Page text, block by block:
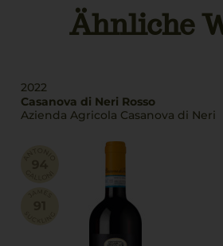
Rebsorten
Sangiovese
18 °C
0,75 L
Ähnliche
2022
Casanova di Neri Rosso
Azienda Agricola Casanova di Neri